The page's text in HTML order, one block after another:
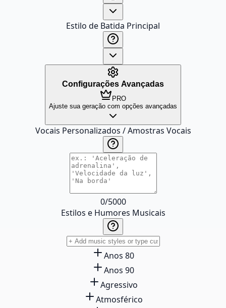
Estilo de Batida Principal
Configurações Avançadas
PRO
Ajuste sua geração com opções avançadas
Vocais Personalizados / Amostras Vocais
0/5000
Estilos e Humores Musicais
Anos 80
Anos 90
Agressivo
Atmosférico